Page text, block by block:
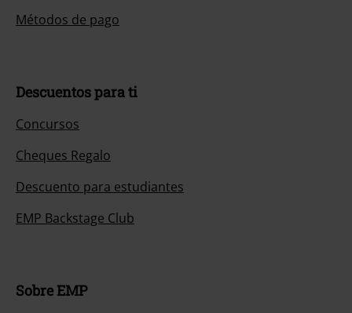
Métodos de pago
Descuentos para ti
Concursos
Cheques Regalo
Descuento para estudiantes
EMP Backstage Club
Sobre EMP